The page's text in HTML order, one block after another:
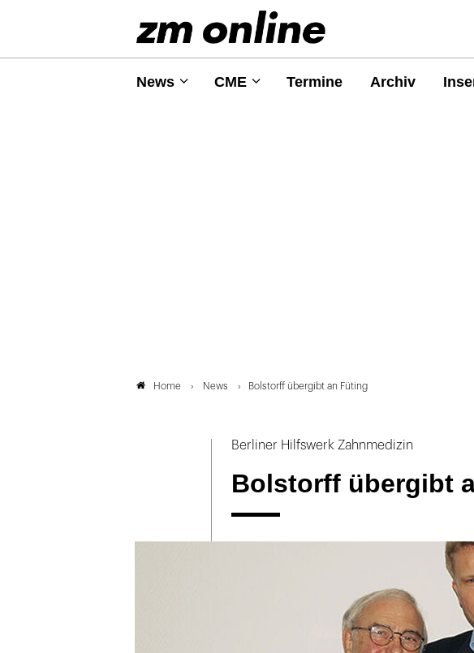
News CME Termine Archiv
Home News Bolstorff übergibt an Füting
Berliner Hilfswerk Zahnmedizin
Bolstorff übergibt